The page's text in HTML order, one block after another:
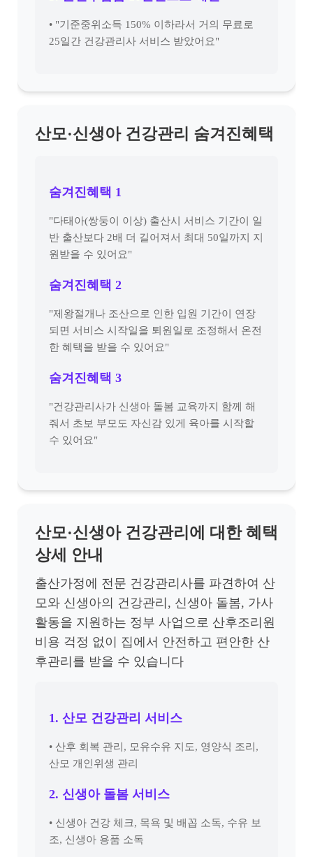
• "기준중위소득 150% 이하라서 거의 무료로
25일간 건강관리사 서비스 받았어요"
산모·신생아 건강관리 숨겨진혜택
숨겨진혜택 1
"다태아(쌍둥이 이상) 출산시 서비스 기간이 일
반 출산보다 2배 더 길어져서 최대 50일까지 지
원받을 수 있어요"
숨겨진혜택 2
"제왕절개나 조산으로 인한 입원 기간이 연장
되면 서비스 시작일을 퇴원일로 조정해서 온전
한 혜택을 받을 수 있어요"
숨겨진혜택 3
"건강관리사가 신생아 돌봄 교육까지 함께 해
줘서 초보 부모도 자신감 있게 육아를 시작할
수 있어요"
산모·신생아 건강관리에 대한 혜택
상세 안내
출산가정에 전문 건강관리사를 파견하여 산
모와 신생아의 건강관리, 신생아 돌봄, 가사
활동을 지원하는 정부 사업으로 산후조리원
비용 걱정 없이 집에서 안전하고 편안한 산
후관리를 받을 수 있습니다
1. 산모 건강관리 서비스
• 산후 회복 관리, 모유수유 지도, 영양식 조리,
산모 개인위생 관리
2. 신생아 돌봄 서비스
• 신생아 건강 체크, 목욕 및 배꼽 소독, 수유 보
조, 신생아 용품 소독